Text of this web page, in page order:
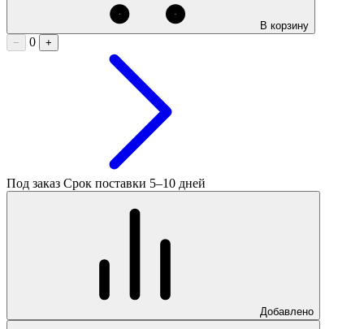
В корзину
−
0 +
Под заказ Срок поставки 5–10 дней
Добавлено